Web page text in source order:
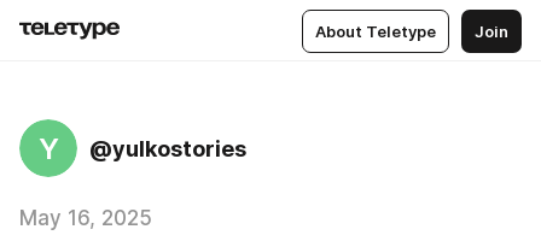
About Teletype Join
Y @yulkostories
May 16, 2025